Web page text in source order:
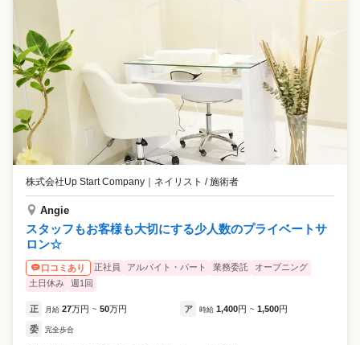
株式会社Up Start Company ｜ ネイリスト / 施術者
Angie
スタッフもお客様も大切にする少人数のプライベートサ
ロン☆
口コミあり 正社員 アルバイト・パート 業務委託
オープニング
土日休み
週1回
正 月給 27万円 ~ 50万円 ア 時給 1,400円 ~ 1,500円
委 完全歩合